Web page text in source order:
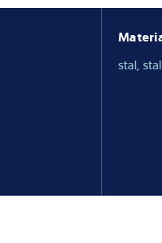
stal,